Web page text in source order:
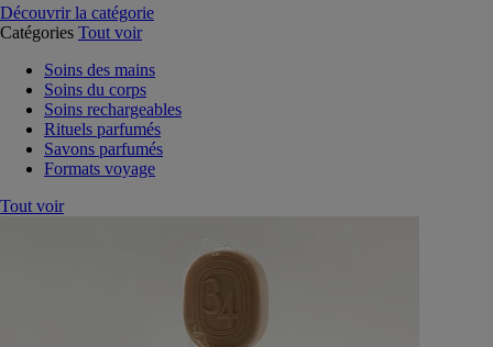
Découvrir la catégorie
Catégories Tout voir
Soins des mains
Soins du corps
Soins rechargeables
Rituels parfumés
Savons parfumés
Formats voyage
Tout voir